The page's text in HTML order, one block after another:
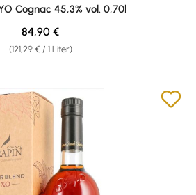
von 4 von 5 Sternen
Cognac 45,3% vol. 0,70l
(121,29 € / 1 Liter)
Regulärer Preis:
84,90 €